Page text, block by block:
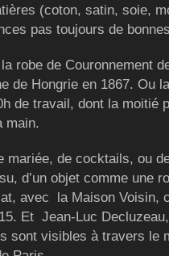
(coton, satin, soie,
pas toujours de
robe de Couronnement
de Hongrie en 1867. Ou
de travail, dont la moitié
main.
mariée, de cocktails, ou
d’un objet comme une
avec la Maison Voisin,
Et Jean-Luc
sont visibles à travers le